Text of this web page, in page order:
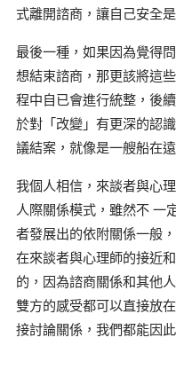
式離開諮商，讓自己安全
最後一種，如果因為覺得
想結束諮商，那更該將這
程中自已會進行統整，後
於對「改變」有更深的認
議結案，就像是一艘船在
我個人相信，來談者與心
人際關係模式，雖然不 一
者發展出的依附關係一般
在來談者與心理師的接近
的，因為諮商關係和其他
雙方的感受都可以直接放
接討論關係，我們都能因